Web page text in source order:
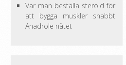
Var man beställa steroid för
att bygga muskler snabbt
Anadrole nätet